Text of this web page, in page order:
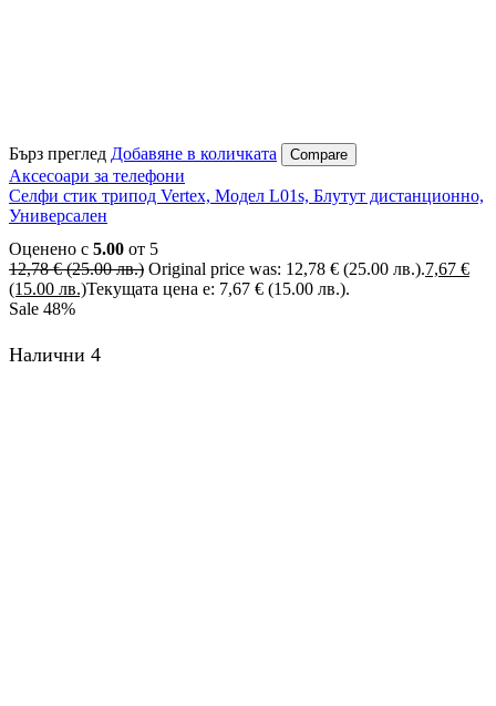
Бърз преглед Добавяне в количката Compare
Аксесоари за телефони
Селфи стик трипод Vertex, Модел L01s, Блутут дистанционно,
Универсален
Оценено с 5.00 от 5
12,78€ (25.00 лв.) Original price was: 12,78 € (25.00 лв.).7,67 €
(15.00 лв.)Текущата цена е: 7,67 € (15.00 лв.).
Sale 48%
Налични 4